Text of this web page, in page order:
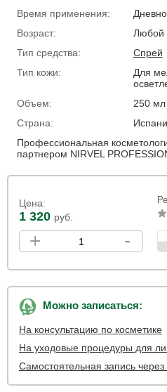
Время применения:
Возраст:
Любой
Тип средства:
Спрей
Тип кожи:
Для
Объем:
250 мл
Страна:
Профессиональная
партнером NIRVEL
Цена:
1 320 руб.
+ -
Можно записаться:
На консультацию по косметике
На уходовые процедуры для
Самостоятельная запись